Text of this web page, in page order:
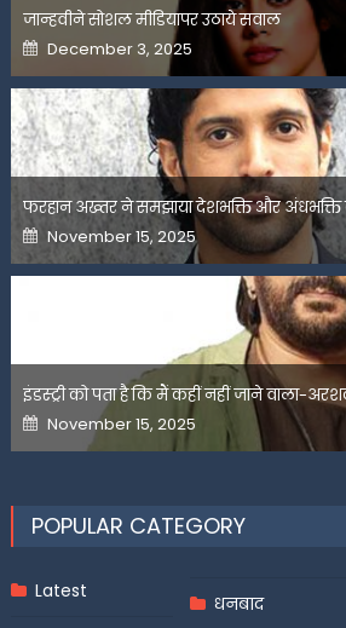
जान्हवीने सोशल मीडियापर उठाये सवाल
Posted
on
December 3, 2025
फरहान अख्तर ने समझाया देशभक्ति और
Posted
on
November 15, 2025
इंडस्ट्री को पता है कि मैं कहीं नहीं जाने वाला-
Posted
on
November 15, 2025
POPULAR CATEGORY
Latest
धनबाद